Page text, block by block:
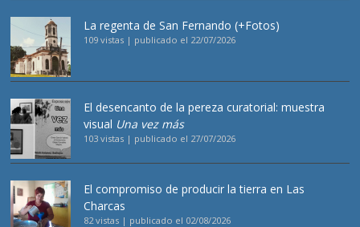
La regenta de San Fernando (+Fotos)
109 vistas | publicado el 22/07/2026
El desencanto de la pereza curatorial: muestra
visual Una vez más
103 vistas | publicado el 27/07/2026
El compromiso de producir la tierra en Las
Charcas
82 vistas | publicado el 02/08/2026